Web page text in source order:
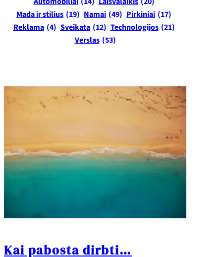
Mada ir stilius (19) Namai (49) Pirkiniai (17)
Reklama (4) Sveikata (12) Technologijos (21)
Verslas (53)
Kai pabosta dirbti…